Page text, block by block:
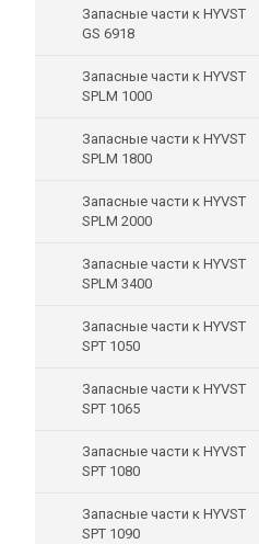
Запасные части к HYVST
GS 6918
Запасные части к HYVST
SPLM 1000
Запасные части к HYVST
SPLM 1800
Запасные части к HYVST
SPLM 2000
Запасные части к HYVST
SPLM 3400
Запасные части к HYVST
SPT 1050
Запасные части к HYVST
SPT 1065
Запасные части к HYVST
SPT 1080
Запасные части к HYVST
SPT 1090